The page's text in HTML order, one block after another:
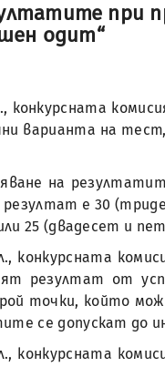
при
одит“
варианта на
на
е 30
25 (двадесет и
конкурсната
резултат от
точки, който
се допускат до
конкурсната